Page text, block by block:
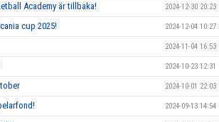
Academy är tillbaka! 2024-12-30 20:23
cup 2025! 2024-12-04 10:27
2024-11-04 16:53
2024-10-23 12:31
2024-10-01 22:03
2024-09-13 14:54